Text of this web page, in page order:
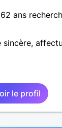
ans
sincère,
le profil